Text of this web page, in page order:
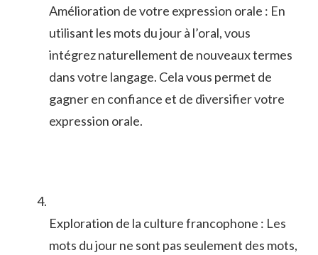
Amélioration de votre expression orale : En⁣
utilisant‍ les mots du jour à l’oral, vous‌
intégrez naturellement de nouveaux termes
dans votre ‍langage. Cela vous permet ⁣de
gagner ‌en confiance et⁢ de diversifier votre​
expression orale.
Exploration ‌de ⁢la ‍culture ​francophone : Les
mots du jour‌ ne⁢ sont​ pas⁢ seulement des mots,